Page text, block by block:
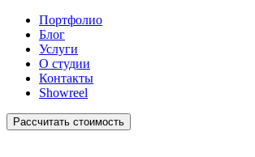
Портфолио
Блог
Услуги
О студии
Контакты
Showreel
Рассчитать стоимость